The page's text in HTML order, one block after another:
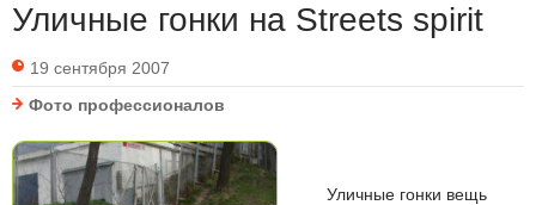
Уличные гонки на Streets spirit
19 сентября 2007
Фото профессионалов
Уличные гонки вещь